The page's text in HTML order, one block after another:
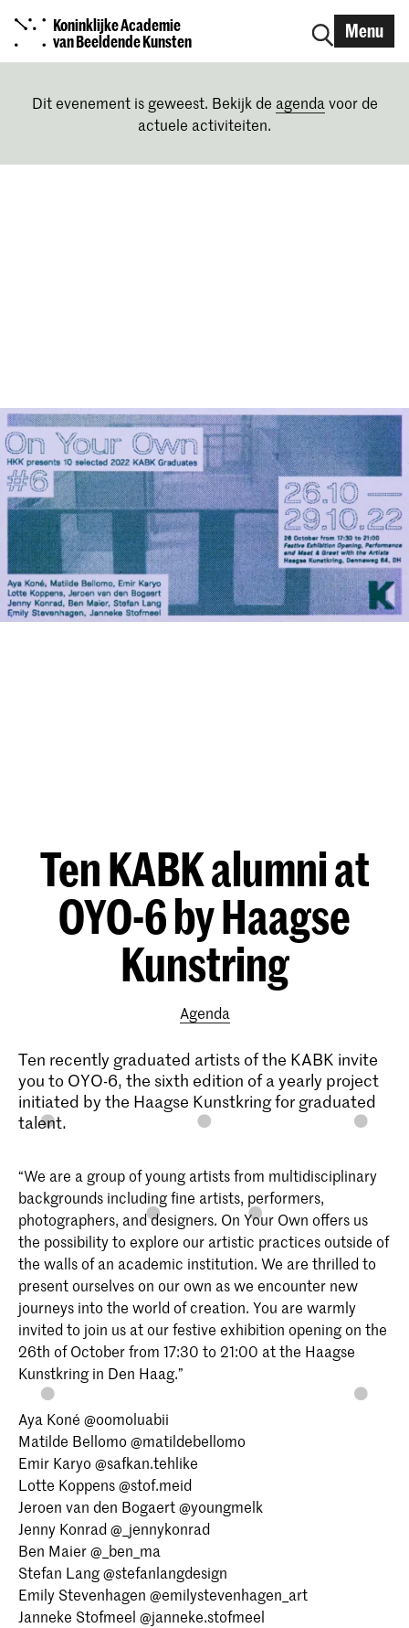
Koninklijke Academie
van Beeldende Kunsten
Menu
Dit evenement is geweest. Bekijk de agenda voor de
actuele activiteiten.
Ten KABK alumni at
OYO-6 by Haagse
Kunstring
Agenda
Ten recently graduated artists of the KABK invite
you to OYO-6, the sixth edition of a yearly project
initiated by the Haagse Kunstkring for graduated
talent.
“We are a group of young artists from multidisciplinary
backgrounds including fine artists, performers,
photographers, and designers. On Your Own offers us
the possibility to explore our artistic practices outside of
the walls of an academic institution. We are thrilled to
present ourselves on our own as we encounter new
journeys into the world of creation. You are warmly
invited to join us at our festive exhibition opening on the
26th of October from 17:30 to 21:00 at the Haagse
Kunstkring in Den Haag.”
Aya Koné @oomoluabii
Matilde Bellomo @matildebellomo
Emir Karyo @safkan.tehlike
Lotte Koppens @stof.meid
Jeroen van den Bogaert @youngmelk
Jenny Konrad @_jennykonrad
Ben Maier @_ben_ma
Stefan Lang @stefanlangdesign
Emily Stevenhagen @emilystevenhagen_art
Janneke Stofmeel @janneke.stofmeel